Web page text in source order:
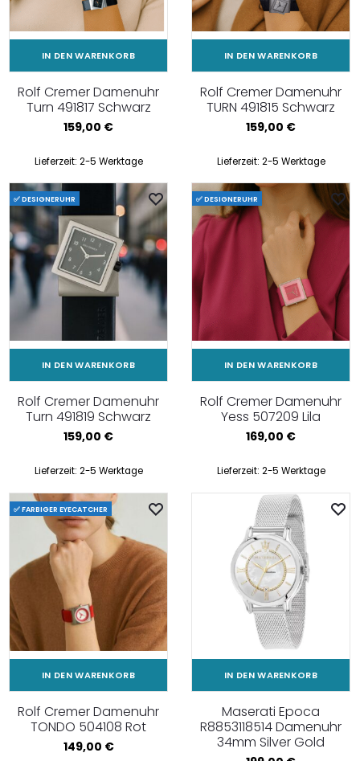
IN DEN WARENKORB
Rolf Cremer Damenuhr
Turn 491817 Schwarz
159,00 €
Lieferzeit: 2-5 Werktage
IN DEN WARENKORB
Rolf Cremer Damenuhr
TURN 491815 Schwarz
159,00 €
Lieferzeit: 2-5 Werktage
✅ DESIGNERUHR
IN DEN WARENKORB
Rolf Cremer Damenuhr
Turn 491819 Schwarz
159,00 €
Lieferzeit: 2-5 Werktage
✅ DESIGNERUHR
IN DEN WARENKORB
Rolf Cremer Damenuhr
Yess 507209 Lila
169,00 €
Lieferzeit: 2-5 Werktage
✅ FARBIGER EYECATCHER
IN DEN WARENKORB
Rolf Cremer Damenuhr
TONDO 504108 Rot
149,00 €
IN DEN WARENKORB
Maserati Epoca
R8853118514 Damenuhr
34mm Silver Gold